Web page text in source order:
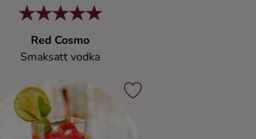
Red Cosmo
Smaksatt vodka